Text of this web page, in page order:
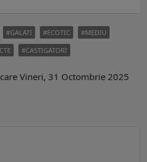
GALATI ECOTIC
MEDIU
CASTIGATORI
Vineri, 31 Octombrie 2025